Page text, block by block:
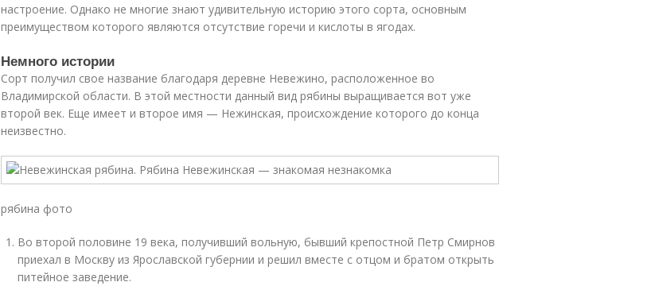
настроение. Однако не многие знают удивительную историю этого сорта, основным
преимуществом которого являются отсутствие горечи и кислоты в ягодах.
Немного истории
Сорт получил свое название благодаря деревне Невежино, расположенное во
Владимирской области. В этой местности данный вид рябины выращивается вот уже
второй век. Еще имеет и второе имя — Нежинская, происхождение которого до конца
неизвестно.
рябина фото
Во второй половине 19 века, получивший вольную, бывший крепостной Петр Смирнов
приехал в Москву из Ярославской губернии и решил вместе с отцом и братом открыть
питейное заведение.